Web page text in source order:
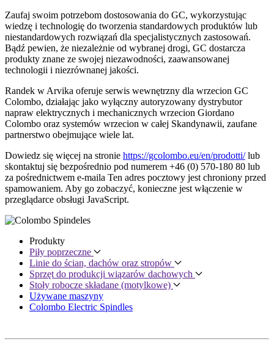
Zaufaj swoim potrzebom dostosowania do GC, wykorzystując
wiedzę i technologię do tworzenia standardowych produktów lub
niestandardowych rozwiązań dla specjalistycznych zastosowań.
Bądź pewien, że niezależnie od wybranej drogi, GC dostarcza
produkty znane ze swojej niezawodności, zaawansowanej
technologii i niezrównanej jakości.
Randek w Arvika oferuje serwis wewnętrzny dla wrzecion GC
Colombo, działając jako wyłączny autoryzowany dystrybutor
napraw elektrycznych i mechanicznych wrzecion Giordano
Colombo oraz systemów wrzecion w całej Skandynawii, zaufane
partnerstwo obejmujące wiele lat.
Dowiedz się więcej na stronie https://gcolombo.eu/en/prodotti/lub
skontaktuj się bezpośrednio pod numerem +46 (0) 570-180 80 lub
za pośrednictwem e-maila Ten adres pocztowy jest chroniony przed
spamowaniem. Aby go zobaczyć, konieczne jest włączenie w
przeglądarce obsługi JavaScript.
Produkty
Piły poprzeczne
Linie do ścian, dachów oraz stropów
Sprzęt do produkcji wiązarów dachowych
Stoły robocze składane (motylkowe)
Używane maszyny
Colombo Electric Spindles